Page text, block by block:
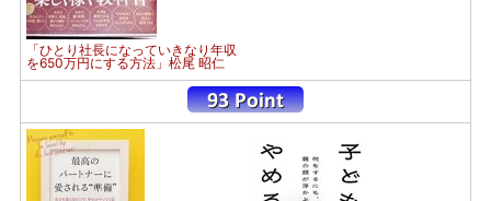
「ひとり社長になっていきなり年収
を650万円にする方法」松尾 昭仁